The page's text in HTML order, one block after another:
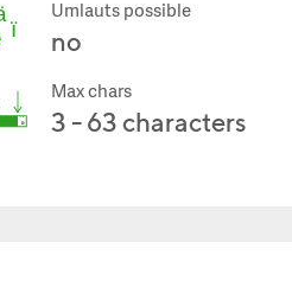
Umlauts possible
no
Max chars
3 - 63 characters